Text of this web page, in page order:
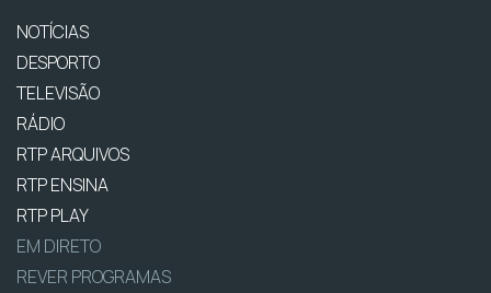
NOTÍCIAS
DESPORTO
TELEVISÃO
RÁDIO
RTP ARQUIVOS
RTP ENSINA
RTP PLAY
EM DIRETO
REVER PROGRAMAS